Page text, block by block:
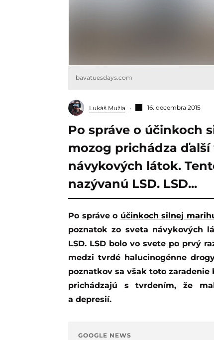
bavatuesdays.com
Lukáš Mužla 16. decembra 2015
Po správe o účinkoch
mozog prichádza
návykových látok.
nazývanú LSD. LSD...
Po správe o účinkoch silnej
poznatok zo sveta návykových
LSD. LSD bolo vo svete po prvý
medzi tvrdé halucinogénne
poznatkov sa však toto
prichádzajú s tvrdením, že
a depresií.
GOOGLE NEWS